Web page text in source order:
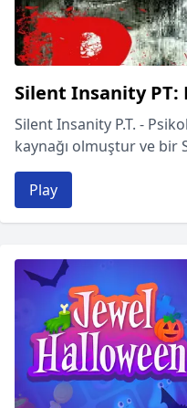
Silent Insanity PT:
Silent Insanity P.T. -
kaynağı olmuştur ve bir
Play